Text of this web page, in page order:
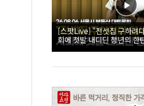
[스팟Live] "전셋집 구하려
회에 첫발 내디딘 청년의 한
시 부동산 대토론회